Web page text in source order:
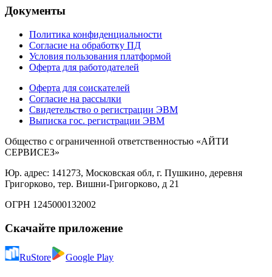
Документы
Политика конфиденциальности
Согласие на обработку ПД
Условия пользования платформой
Оферта для работодателей
Оферта для соискателей
Согласие на рассылки
Свидетельство о регистрации ЭВМ
Выписка гос. регистрации ЭВМ
Общество с ограниченной ответственностью «АЙТИ
СЕРВИСЕЗ»
Юр. адрес: 141273, Московская обл, г. Пушкино, деревня
Григорково, тер. Вишни-Григорково, д 21
ОГРН 1245000132002
Скачайте приложение
RuStore Google Play